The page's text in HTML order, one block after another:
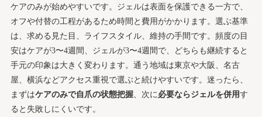
ケアのみが始めやすいです。ジェルは表面を保護できる一方で、
オフや付替の工程があるため時間と費用がかかります。選ぶ基準
は、求める見た目、ライフスタイル、維持の手間です。頻度の目
安はケアが3〜4週間、ジェルが3〜4週間で、どちらも継続すると
手元の印象は大きく変わります。通う地域は東京や大阪、名古
屋、横浜などアクセス重視で選ぶと続けやすいです。迷ったら、
まずはケアのみで自爪の状態把握、次に必要ならジェルを併用す
ると失敗しにくいです。